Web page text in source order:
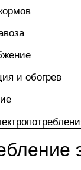
и обогрев